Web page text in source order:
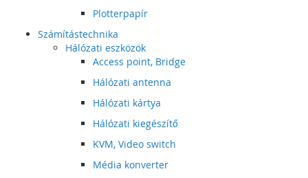
Plotterpapír
Számítástechnika
Hálózati eszközök
Access point, Bridge
Hálózati antenna
Hálózati kártya
Hálózati kiegészítő
KVM, Video switch
Média konverter